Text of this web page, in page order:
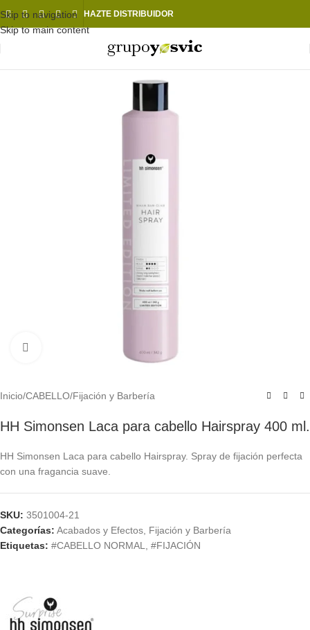
Skip to navigation
Skip to main content
HAZTE DISTRIBUIDOR
Inicio/CABELLO/Fijación y Barbería
HH Simonsen Laca para cabello Hairspray 400 ml.
HH Simonsen Laca para cabello Hairspray. Spray de fijación perfecta
con una fragancia suave.
SKU: 3501004-21
Categorías: Acabados y Efectos Fijación y Barbería
Etiquetas: #CABELLO NORMAL #FIJACIÓN